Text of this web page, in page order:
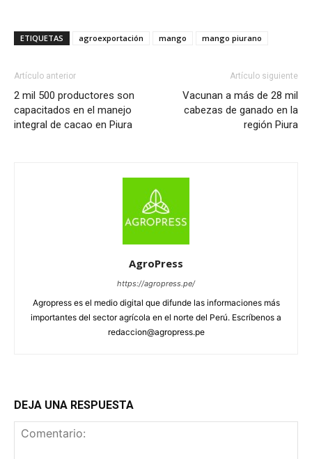
ETIQUETAS agroexportación mango mango piurano
Artículo anterior
2 mil 500 productores son
capacitados en el manejo
integral de cacao en Piura
Artículo siguiente
Vacunan a más de 28 mil
cabezas de ganado en la
región Piura
AgroPress
https://agropress.pe/
Agropress es el medio digital que difunde las informaciones más
importantes del sector agrícola en el norte del Perú. Escríbenos a
redaccion@agropress.pe
DEJA UNA RESPUESTA